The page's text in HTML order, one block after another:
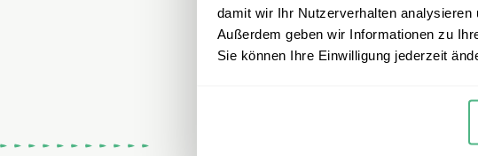
damit wir Ihr Nutzerverhalten analysieren
Außerdem geben wir Informationen zu
Sie können Ihre Einwilligung jederzeit